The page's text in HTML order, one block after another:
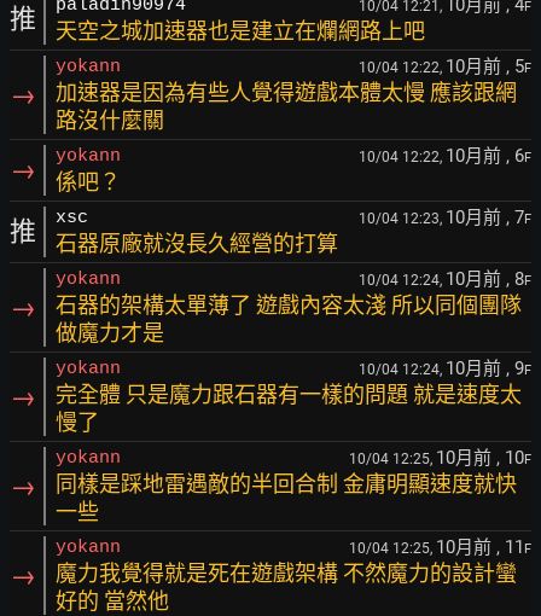
推 paladin90974 10/04 12:21, 10月前 , 4F
天空之城加速器也是建立在爛網路上吧
→
yokann 10/04 12:22, 10月前 , 5F
加速器是因為有些人覺得遊戲本體太慢 應該跟網
路沒什麼關
→ yokann 10/04 12:22, 10月前 , 6F
係吧？
推 xsc 10/04 12:23, 10月前 , 7F
石器原廠就沒長久經營的打算
→
yokann 10/04 12:24, 10月前 , 8F
石器的架構太單薄了 遊戲內容太淺 所以同個團隊
做魔力才是
→
yokann 10/04 12:24, 10月前 , 9F
完全體 只是魔力跟石器有一樣的問題 就是速度太
慢了
→
yokann 10/04 12:25, 10月前 , 10F
同樣是踩地雷遇敵的半回合制 金庸明顯速度就快
一些
→
yokann 10/04 12:25, 10月前 , 11 F
魔力我覺得就是死在遊戲架構 不然魔力的設計蠻
好的 當然他